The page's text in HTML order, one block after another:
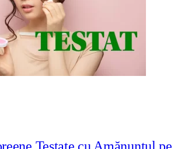
Testate cu Amănuntul pe